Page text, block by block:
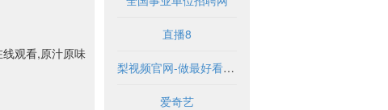
观看,原汁原味
直播8
梨视频官网-做最好看的资讯短视频-Pear Video
爱奇艺